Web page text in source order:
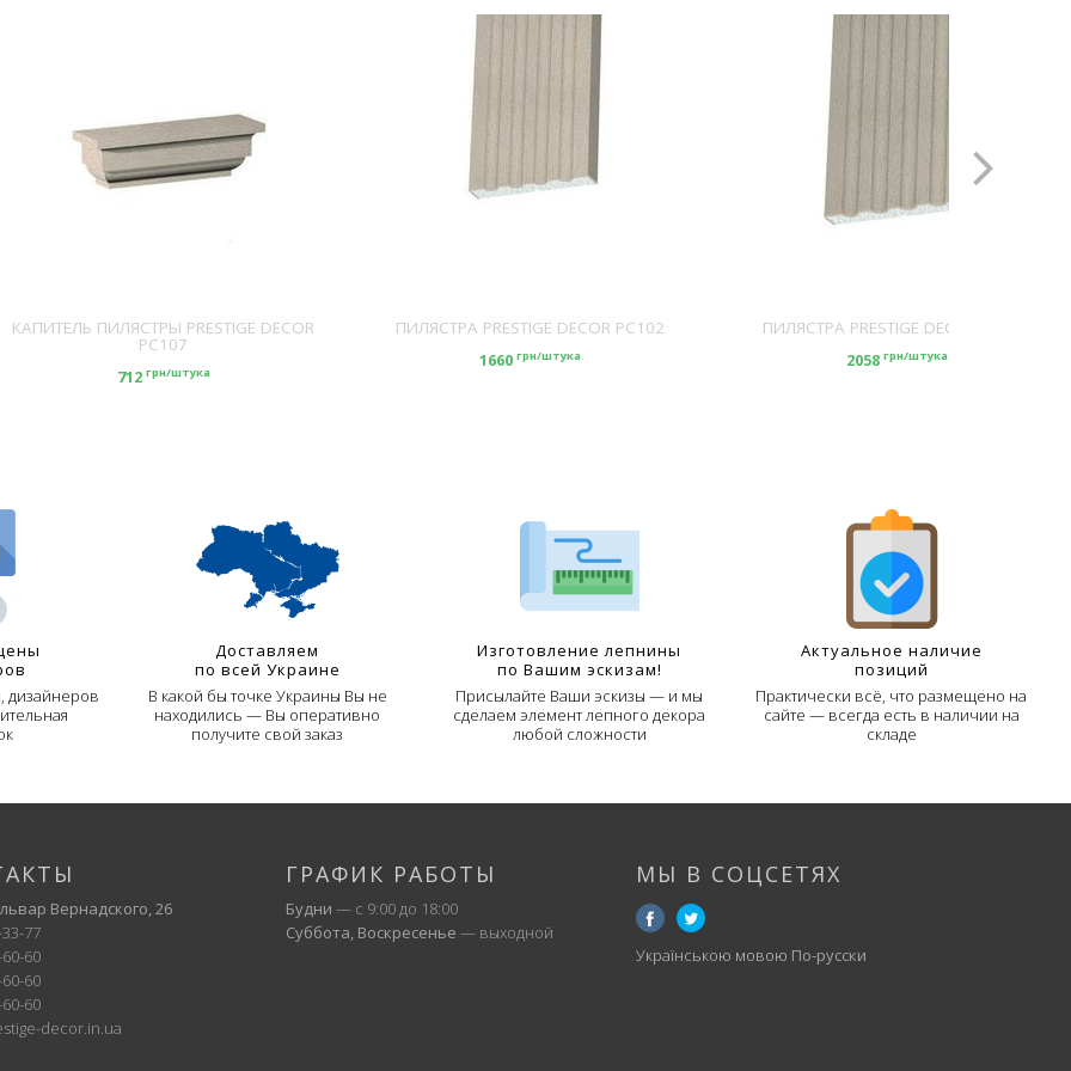
КАПИТЕЛЬ ПИЛЯСТРЫ PRESTIGE DECOR
PC107
712 грн/штука
ПИЛЯСТРА PRESTIGE DECOR PC102
1660 грн/штука
ПИЛЯСТРА PRESTIGE DECOR PC103
2058 грн/штука
дизайнеров
Доставляем
по всей Украине
В какой бы точке Украины Вы не
находились — Вы оперативно
получите свой заказ
Изготовление лепнины
по Вашим эскизам!
Присылайте Ваши эскизы — и мы
сделаем элемент лепного декора
любой сложности
Актуальное наличие
позиций
Практически всё, что размещено на
сайте — всегда есть в наличии на
складе
Вернадского, 26
77
60
60
60
decor.in.ua
ГРАФИК РАБОТЫ
Будни — с 9:00 до 18:00
Суббота, Воскресенье — выходной
МЫ В СОЦСЕТЯХ
Українською мовою По-русски